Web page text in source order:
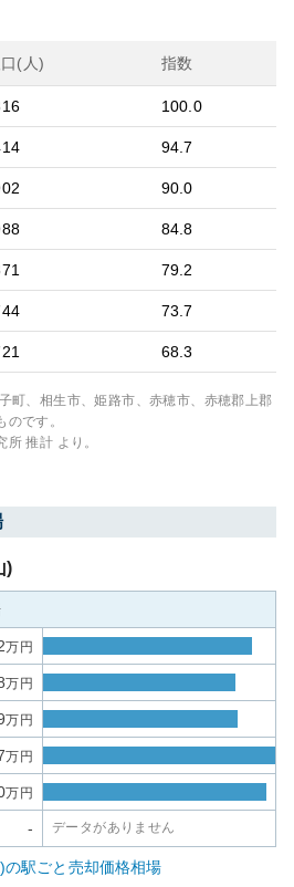
(人) 指数
100.0
94.7
90.0
84.8
79.2
73.7
68.3
町、相生市、姫路市、赤穂市、赤穂郡上郡
です。
推計 より。
)
万円
万円
万円
万円
万円
- データがありません
の駅ごと売却価格相場